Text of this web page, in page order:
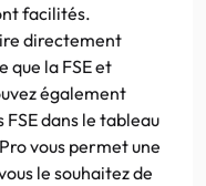
facilités.
directement
que la FSE et
également
FSE dans le tableau
vous permet une
le souhaitez de